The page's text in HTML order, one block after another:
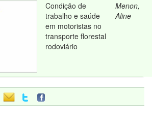
Condição de
trabalho e saúde
em motoristas no
transporte florestal
rodoviário
Menon,
Aline